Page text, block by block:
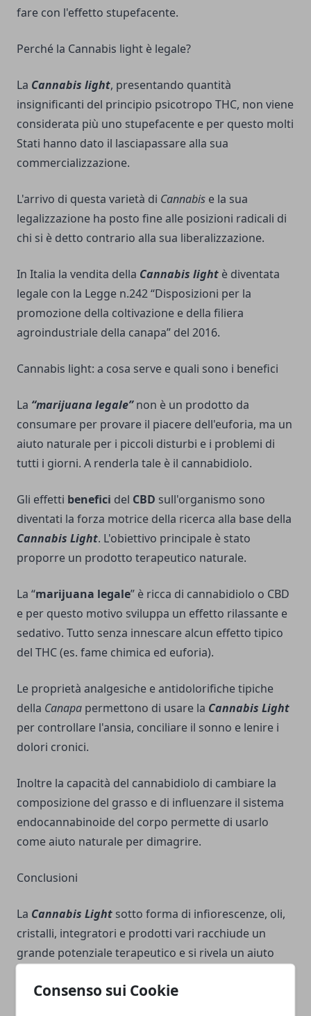
Consenso sui Cookie
fare con l'effetto stupefacente.
Perché la Cannabis light è legale?
La Cannabis light, presentando quantità
insignificanti del principio psicotropo THC, non viene
considerata più uno stupefacente e per questo molti
Stati hanno dato il lasciapassare alla sua
commercializzazione.
L'arrivo di questa varietà di Cannabis e la sua
legalizzazione ha posto fine alle posizioni radicali di
chi si è detto contrario alla sua liberalizzazione.
In Italia la vendita della Cannabis light è diventata
legale con la Legge n.242 “Disposizioni per la
promozione della coltivazione e della filiera
agroindustriale della canapa” del 2016.
Cannabis light: a cosa serve e quali sono i benefici
La “marijuana legale”non è un prodotto da
consumare per provare il piacere dell'euforia, ma un
aiuto naturale per i piccoli disturbi e i problemi di
tutti i giorni. A renderla tale è il cannabidiolo.
Gli effetti benefici del CBD sull'organismo sono
diventati la forza motrice della ricerca alla base della
Cannabis Light. L'obiettivo principale è stato
proporre un prodotto terapeutico naturale.
La “marijuana legale” è ricca di cannabidiolo o CBD
e per questo motivo sviluppa un effetto rilassante e
sedativo. Tutto senza innescare alcun effetto tipico
del THC (es. fame chimica ed euforia).
Le proprietà analgesiche e antidolorifiche tipiche
della Canapa permettono di usare la Cannabis Light
per controllare l'ansia, conciliare il sonno e lenire i
dolori cronici.
Inoltre la capacità del cannabidiolo di cambiare la
composizione del grasso e di influenzare il sistema
endocannabinoide del corpo permette di usarlo
come aiuto naturale per dimagrire.
Conclusioni
La Cannabis Light sotto forma di infiorescenze, oli,
cristalli, integratori e prodotti vari racchiude un
grande potenziale terapeutico e si rivela un aiuto